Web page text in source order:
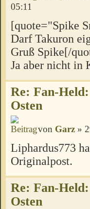
05:11
[quote="Spike
Darf Takuron
Gruß Spike[/
Ja aber nicht in
Re: Fan-
Osten
von Garz »
Liphardus773
Originalpost.
Re: Fan-
Osten